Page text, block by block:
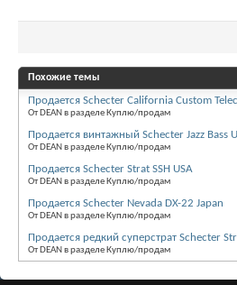
Похожие темы
Продается Schecter California Custom
От DEAN в разделе Куплю/продам
Продается винтажный Schecter Jazz Bass
От DEAN в разделе Куплю/продам
Продается Schecter Strat SSH USA
От DEAN в разделе Куплю/продам
Продается Schecter Nevada DX-22 Japan
От DEAN в разделе Куплю/продам
Продается редкий суперстрат Schecter
От DEAN в разделе Куплю/продам